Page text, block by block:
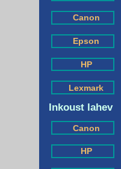
Canon
Epson
HP
Lexmark
Inkoust lahev
Canon
HP